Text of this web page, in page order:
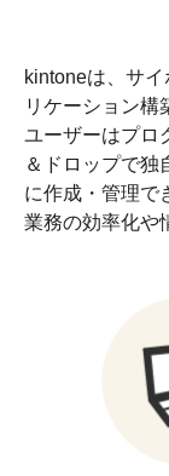
kintoneは、サ
リケーション構
ユーザーはプロ
＆ドロップで独
に作成・管理で
業務の効率化や